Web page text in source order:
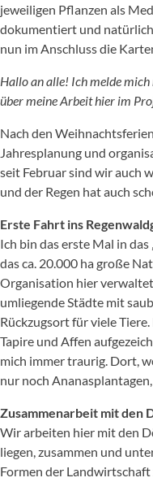
jeweiligen Pflanzen als
dokumentiert und
nun im Anschluss die
Hallo an alle! Ich melde
über meine Arbeit hier im
Nach den
Jahresplanung und
seit Februar sind wir auch
und der Regen hat auch
Erste Fahrt ins
Ich bin das erste Mal in
das ca. 20.000 ha große
Organisation hier
umliegende Städte mit
Rückzugsort für viele
Tapire und Affen
mich immer traurig. Dort,
nur noch
Zusammenarbeit mit den
Wir arbeiten hier mit den
liegen, zusammen und
Formen der